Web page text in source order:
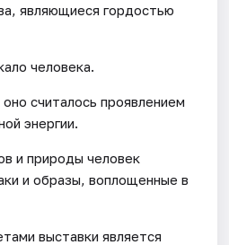
являющиеся гордостью
человека.
считалось проявлением
энергии.
и природы человек
и образы, воплощенные в
выставки является